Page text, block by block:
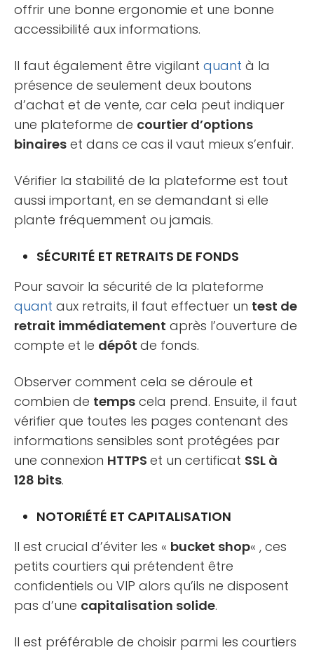
offrir une bonne ergonomie et une bonne
accessibilité aux informations.
Il faut également être vigilant quant à la
présence de seulement deux boutons
d’achat et de vente, car cela peut indiquer
une plateforme de courtier d’options
binaires et dans ce cas il vaut mieux s’enfuir.
Vérifier la stabilité de la plateforme est tout
aussi important, en se demandant si elle
plante fréquemment ou jamais.
SÉCURITÉ ET RETRAITS DE FONDS
Pour savoir la sécurité de la plateforme
quant aux retraits, il faut effectuer un test de
retrait immédiatement après l’ouverture de
compte et le dépôt de fonds.
Observer comment cela se déroule et
combien de temps cela prend. Ensuite, il faut
vérifier que toutes les pages contenant des
informations sensibles sont protégées par
une connexion HTTPS et un certificat SSL à
128 bits.
NOTORIÉTÉ ET CAPITALISATION
Il est crucial d’éviter les « bucket shop« , ces
petits courtiers qui prétendent être
confidentiels ou VIP alors qu’ils ne disposent
pas d’une capitalisation solide.
Il est préférable de choisir parmi les courtiers